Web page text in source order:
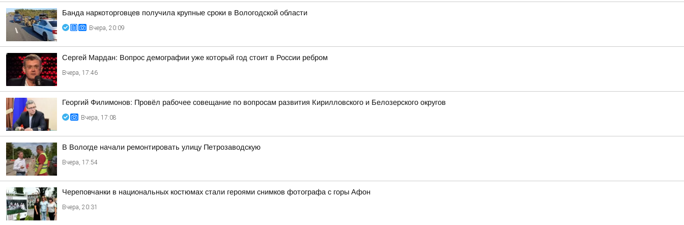
Банда наркоторговцев получила крупные сроки в Вологодской области
Вчера, 20:09
Сергей Мардан: Вопрос демографии уже который год стоит в России ребром
Вчера, 17:46
Георгий Филимонов: Провёл рабочее совещание по вопросам развития Кирилловского и Белозерского округов
Вчера, 17:08
В Вологде начали ремонтировать улицу Петрозаводскую
Вчера, 17:54
Череповчанки в национальных костюмах стали героями снимков фотографа с горы Афон
Вчера, 20:31